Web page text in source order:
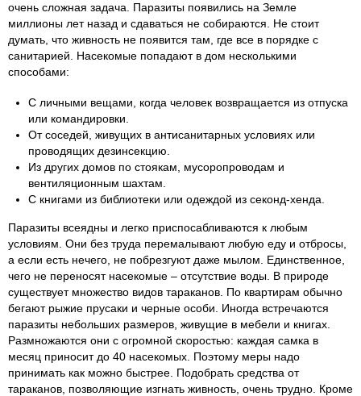
очень сложная задача. Паразиты появились на Земле
миллионы лет назад и сдаваться не собираются. Не стоит
думать, что живность не появится там, где все в порядке с
санитарией. Насекомые попадают в дом несколькими
способами:
С личными вещами, когда человек возвращается из отпуска
или командировки.
От соседей, живущих в антисанитарных условиях или
проводящих дезинсекцию.
Из других домов по стоякам, мусоропроводам и
вентиляционным шахтам.
С книгами из библиотеки или одеждой из секонд-хенда.
Паразиты всеядны и легко приспосабливаются к любым
условиям. Они без труда перемалывают любую еду и отбросы,
а если есть нечего, не побрезгуют даже мылом. Единственное,
чего не переносят насекомые – отсутствие воды. В природе
существует множество видов тараканов. По квартирам обычно
бегают рыжие прусаки и черные особи. Иногда встречаются
паразиты небольших размеров, живущие в мебели и книгах.
Размножаются они с огромной скоростью: каждая самка в
месяц приносит до 40 насекомых. Поэтому меры надо
принимать как можно быстрее. Подобрать средства от
тараканов, позволяющие изгнать живность, очень трудно. Кроме